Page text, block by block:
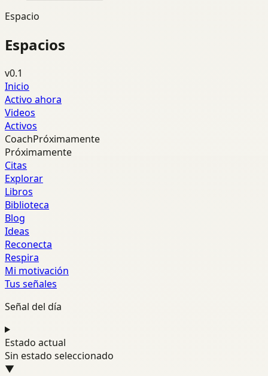
Espacio
Espacios
v0.1
Inicio
Activo ahora
Videos
Activos
CoachPróximamente
Próximamente
Citas
Explorar
Libros
Biblioteca
Blog
Ideas
Reconecta
Respira
Mi motivación
Tus señales
Señal del día
Estado actual
Sin estado seleccionado
▼